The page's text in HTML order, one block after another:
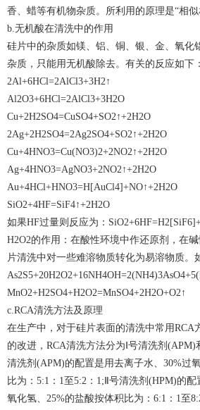
香、蜡等有机物杂质。所利用的原理是“相似
b.无机酸在清洗中的作用
硅片中的杂质如镁、铝、铜、银、金、氧化
杂质，只能用无机酸除去。有关的反应如下：
2Al+6HCl=2AlCl3+3H2↑
Al2O3+6HCl=2AlCl3+3H2O
Cu+2H2SO4=CuSO4+SO2↑+2H2O
2Ag+2H2SO4=2Ag2SO4+SO2↑+2H2O
Cu+4HNO3=Cu(NO3)2+2NO2↑+2H2O
Ag+4HNO3=AgNO3+2NO2↑+2H2O
Au+4HCl+HNO3=H[AuCl4]+NO↑+2H2O
SiO2+4HF=SiF4↑+2H2O
如果HF过量则反应为：
H2O2的作用：在酸性环境中作还原剂，在
片清洗中对一些难溶物质转化为易溶物质。
MnO2+H2SO4+H2O2=MnSO4+2H2O+O2↑
c.RCA清洗方法及原理
在生产中，对于硅片表面的清洗中常用RCA
的改进，RCA清洗方法分为Ⅰ号清洗剂(APM)
清洗剂(APM)的配置是用去离子水、30%过
比为：5:1：1至5:2：1;Ⅱ号清洗剂(HPM)的
氧化氢、25%的盐酸按体积比为：6:1：1至